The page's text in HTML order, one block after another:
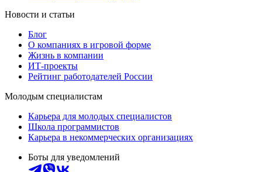
Новости и статьи
Блог
О компаниях в игровой форме
Жизнь в компании
ИТ-проекты
Рейтинг работодателей России
Молодым специалистам
Карьера для молодых специалистов
Школа программистов
Карьера в некоммерческих организациях
Боты для уведомлений